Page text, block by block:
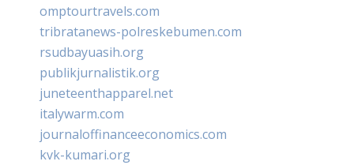
omptourtravels.com
tribratanews-polreskebumen.com
rsudbayuasih.org
publikjurnalistik.org
juneteenthapparel.net
italywarm.com
journaloffinanceeconomics.com
kvk-kumari.org